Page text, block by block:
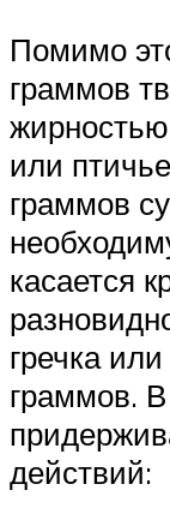
Помимо
граммов
или
граммов
касается
гречка
граммов.
действий: